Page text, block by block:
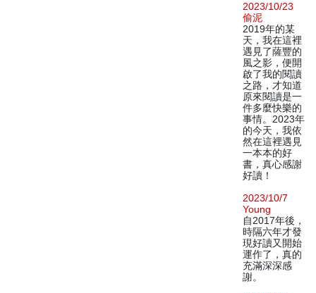
2023/10/23
偷泥
2019年的某
天，我在這裡
遇見了薩豐的
風之影，便開
啟了我的閱讀
之路，才知道
原來閱讀是一
件多麼快樂的
事情。2023年
的今天，我依
然在這裡遇見
一本本的好
書，真心感謝
好讀！
2023/10/7
Young
自2017年後，
時隔六年才發
現好讀又開始
運作了，真的
充滿深深感
謝。